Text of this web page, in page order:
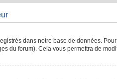
dans notre base de données.
du forum). Cela vous permettra de